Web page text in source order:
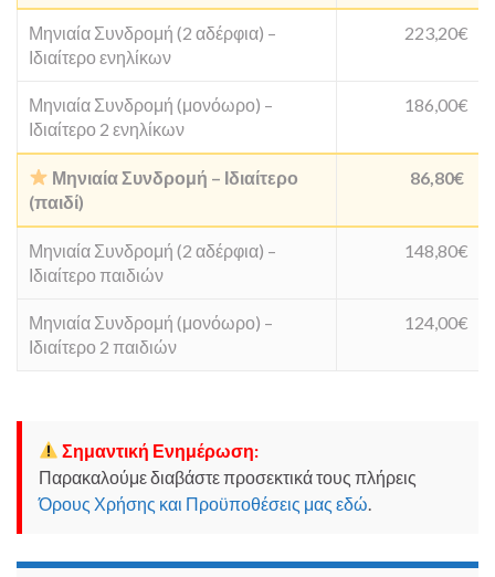
Μηνιαία Συνδρομή (2 αδέρφια) –
Ιδιαίτερο ενηλίκων
223,20€
Μηνιαία Συνδρομή (μονόωρο) –
Ιδιαίτερο 2 ενηλίκων
186,00€
Μηνιαία Συνδρομή – Ιδιαίτερο
(παιδί)
86,80€
Μηνιαία Συνδρομή (2 αδέρφια) –
Ιδιαίτερο παιδιών
148,80€
Μηνιαία Συνδρομή (μονόωρο) –
Ιδιαίτερο 2 παιδιών
124,00€
Σημαντική Ενημέρωση:
Παρακαλούμε διαβάστε προσεκτικά τους πλήρεις
Όρους Χρήσης και Προϋποθέσεις μας εδώ